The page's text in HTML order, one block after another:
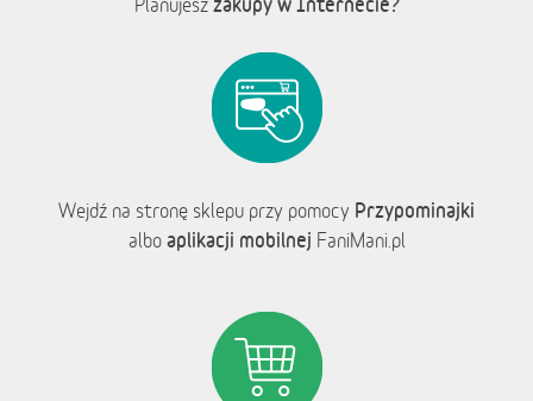
Planujesz
Wejdź na stronę sklepu przy pomocy Przypominajki
albo aplikacji mobilnej FaniMani.pl